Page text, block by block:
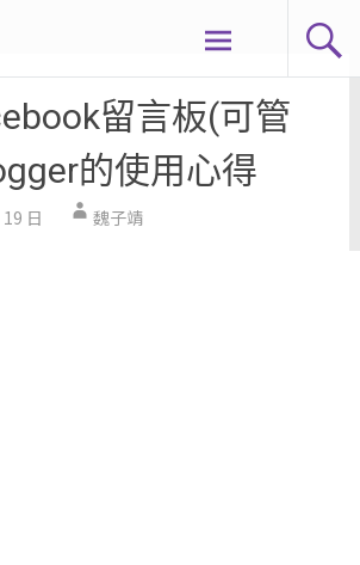
留言板(可管
的使用心得
日 魏子靖